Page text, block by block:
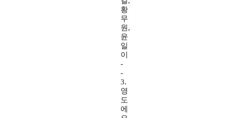
황
무
원,
윤
일
이
-
-
3.
영
도
에